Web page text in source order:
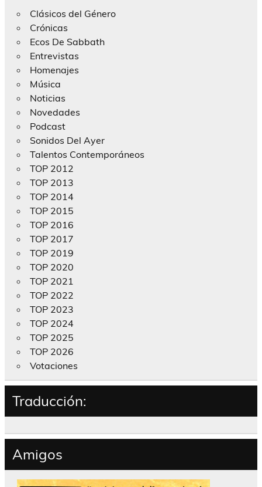
Clásicos del Género
Crónicas
Ecos De Sabbath
Entrevistas
Homenajes
Música
Noticias
Novedades
Podcast
Sonidos Del Ayer
Talentos Contemporáneos
TOP 2012
TOP 2013
TOP 2014
TOP 2015
TOP 2016
TOP 2017
TOP 2019
TOP 2020
TOP 2021
TOP 2022
TOP 2023
TOP 2024
TOP 2025
TOP 2026
Votaciones
Traducción:
Amigos